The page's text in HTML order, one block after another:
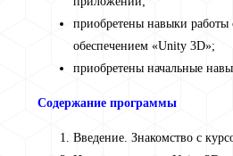
приобретены навыки
обеспечением «Unity 3D»;
приобретены начальные
Содержание программы
Введение. Знакомство с